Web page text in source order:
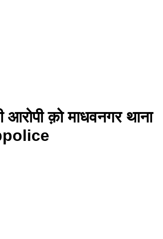
क़ो माधवनगर थाना